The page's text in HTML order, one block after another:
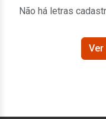
Não há letras
Ver